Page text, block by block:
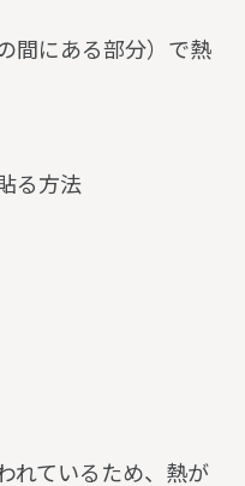
ある部分）で熱
る方法
いるため、熱が